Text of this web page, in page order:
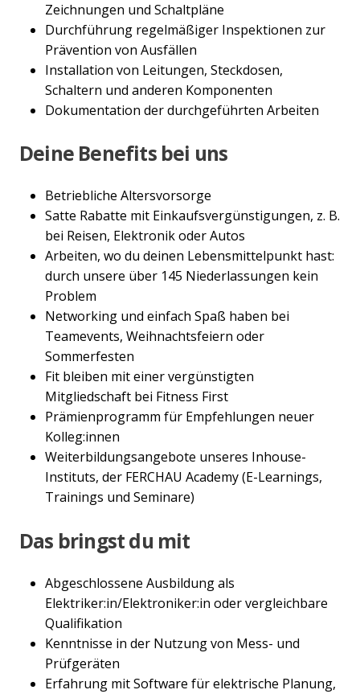
Zeichnungen und Schaltpläne
Durchführung regelmäßiger Inspektionen zur
Prävention von Ausfällen
Installation von Leitungen, Steckdosen,
Schaltern und anderen Komponenten
Dokumentation der durchgeführten Arbeiten
Deine Benefits bei uns
Betriebliche Altersvorsorge
Satte Rabatte mit Einkaufsvergünstigungen, z. B.
bei Reisen, Elektronik oder Autos
Arbeiten, wo du deinen Lebensmittelpunkt hast:
durch unsere über 145 Niederlassungen kein
Problem
Networking und einfach Spaß haben bei
Teamevents, Weihnachtsfeiern oder
Sommerfesten
Fit bleiben mit einer vergünstigten
Mitgliedschaft bei Fitness First
Prämienprogramm für Empfehlungen neuer
Kolleg:innen
Weiterbildungsangebote unseres Inhouse-
Instituts, der FERCHAU Academy (E-Learnings,
Trainings und Seminare)
Das bringst du mit
Abgeschlossene Ausbildung als
Elektriker:in/Elektroniker:in oder vergleichbare
Qualifikation
Kenntnisse in der Nutzung von Mess- und
Prüfgeräten
Erfahrung mit Software für elektrische Planung,